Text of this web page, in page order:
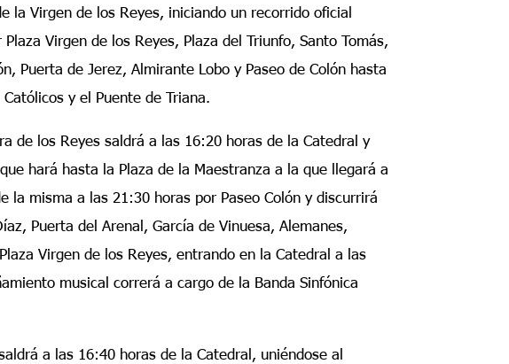
la Virgen de los Reyes, iniciando un recorrido oficial
Virgen de los Reyes, Plaza del Triunfo, Santo Tomás,
Puerta de Jerez, Almirante Lobo y Paseo de Colón hasta
y el Puente de Triana.
de los Reyes saldrá a las 16:20 horas de la Catedral y
hará hasta la Plaza de la Maestranza a la que llegará a
la misma a las 21:30 horas por Paseo Colón y discurrirá
Puerta del Arenal, García de Vinuesa, Alemanes,
Virgen de los Reyes, entrando en la Catedral a las
musical correrá a cargo de la Banda Sinfónica
a las 16:40 horas de la Catedral, uniéndose al